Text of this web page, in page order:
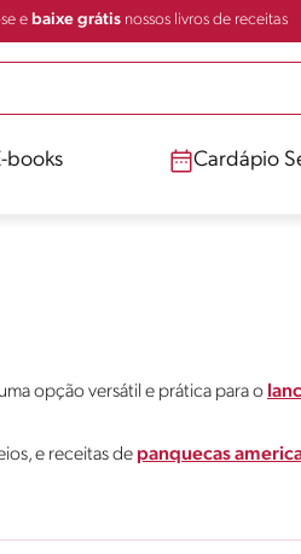
e baixe grátisnossos livros de receitas
books Cardápio
opção versátil e prática para o
e receitas de panquecas